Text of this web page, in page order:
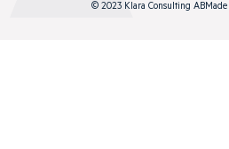
© 2023 Klara Consulting AB